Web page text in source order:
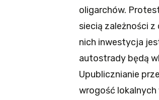
oligarchów.
siecią zależności
nich inwestycja
autostrady będą
Upublicznianie
wrogość lokalnych